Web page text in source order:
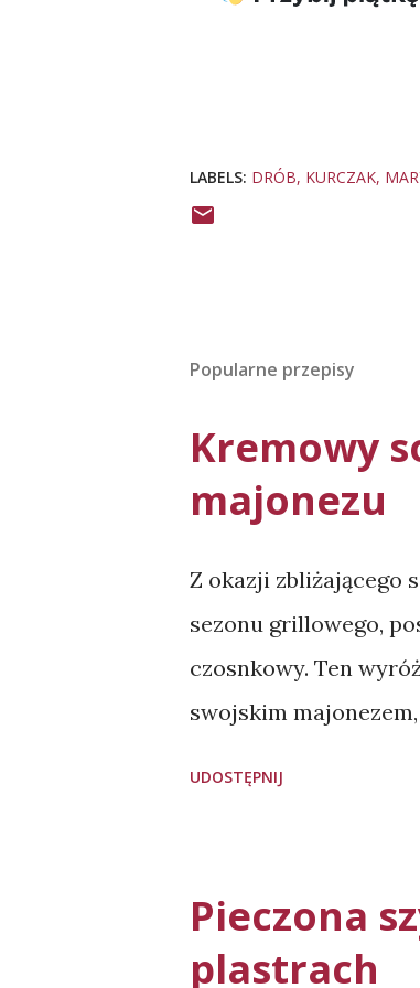
LABELS: DRÓB KURCZAK
Popularne przepisy
Kremowy
majonezu
Z okazji zbliżającego
sezonu grillowego,
czosnkowy. Ten
swojskim
Pietruszkę myjemy,
siekamy. Do miski
UDOSTĘPNIJ
Pieczona
plastrach